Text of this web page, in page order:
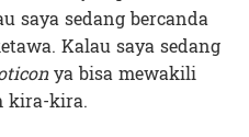
saya sedang bercanda
Kalau saya sedang
ya bisa mewakili
kira-kira.